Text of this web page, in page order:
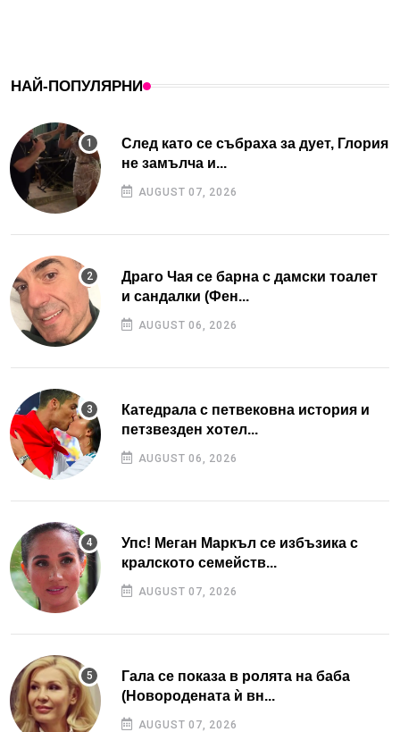
НАЙ-ПОПУЛЯРНИ
След като се събраха за дует, Глория
не замълча и...
AUGUST 07, 2026
Драго Чая се барна с дамски тоалет
и сандалки (Фен...
AUGUST 06, 2026
Катедрала с петвековна история и
петзвезден хотел...
AUGUST 06, 2026
Упс! Меган Маркъл се избъзика с
кралското семейств...
AUGUST 07, 2026
Гала се показа в ролята на баба
(Новородената ѝ вн...
AUGUST 07, 2026